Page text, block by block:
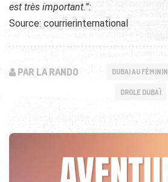
est très important.”:
Source: courrierinternational
PAR LA RANDO DUBAI AU FÉMININ
DROLE DUBAÏ